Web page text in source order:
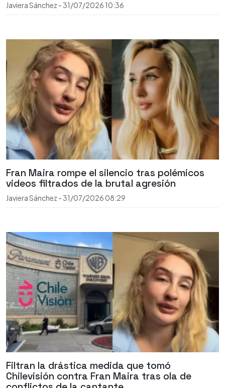
Javiera Sánchez -31/07/2026 10:36
Fran Maira rompe el silencio tras polémicos
videos filtrados de la brutal agresión
Javiera Sánchez -31/07/2026 08:29
Filtran la drástica medida que tomó
Chilevisión contra Fran Maira tras ola de